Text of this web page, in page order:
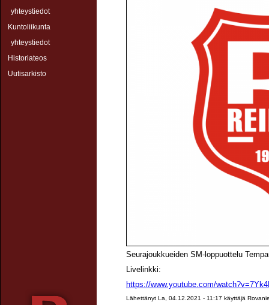
yhteystiedot
Kuntoliikunta
yhteystiedot
Historiateos
Uutisarkisto
Seurajoukkueiden SM-loppuottelu
Livelinkki:
https://www.youtube.com/
Lähettänyt La, 04.12.2021 - 11:17 käyttäjä